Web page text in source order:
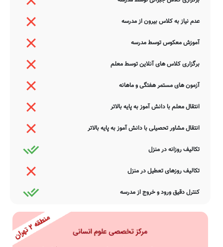
عدم نیاز به کلاس بیرون از مدرسه
آموزش معکوس توسط مدرسه
برگزاری کلاس های آنلاین توسط معلم
آزمون های مستمر هفتگی و ماهانه
انتقال معلم با دانش آموز به پایه بالاتر
انتقال مشاور تحصیلی با دانش آموز به پایه بالاتر
تکالیف روزانه در منزل
تکالیف روزهای تعطیل در منزل
کنترل دقیق ورود و خروج از مدرسه